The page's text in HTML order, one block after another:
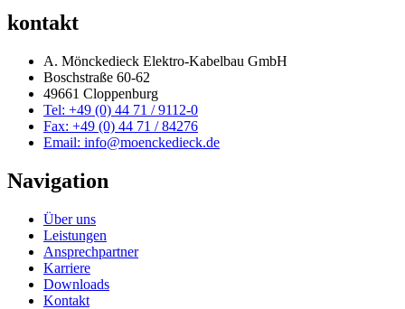
kontakt
A. Mönckedieck Elektro-Kabelbau GmbH
Boschstraße 60-62
49661 Cloppenburg
Tel: +49 (0) 44 71 / 9112-0
Fax: +49 (0) 44 71 / 84276
Email: info@moenckedieck.de
Navigation
Über uns
Leistungen
Ansprechpartner
Karriere
Downloads
Kontakt